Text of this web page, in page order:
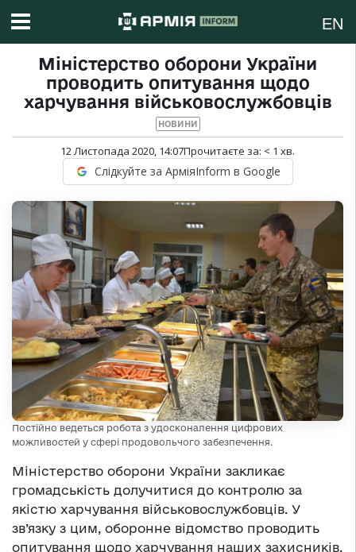
EN
Міністерство оборони України
проводить опитування щодо
харчування військовослужбовців
НОВИНИ
12 Листопада 2020, 14:07Прочитаєте за: < 1 хв.
Слідкуйте за АрміяInform в Google
Постійно ведеться робота з удосконалення цифрових
можливостей у сфері продовольчого забезпечення.
Міністерство оборони України закликає
громадськість долучитися до контролю за
якістю харчування військовослужбовців. У
зв’язку з цим, оборонне відомство проводить
опитування щодо харчування наших захисників.